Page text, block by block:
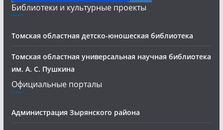
Библиотеки и культурные проекты
Томская областная детско-юношеская библиотека
Томская областная универсальная научная библиотека
им. А. С. Пушкина
Официальные порталы
Администрация Зырянского района